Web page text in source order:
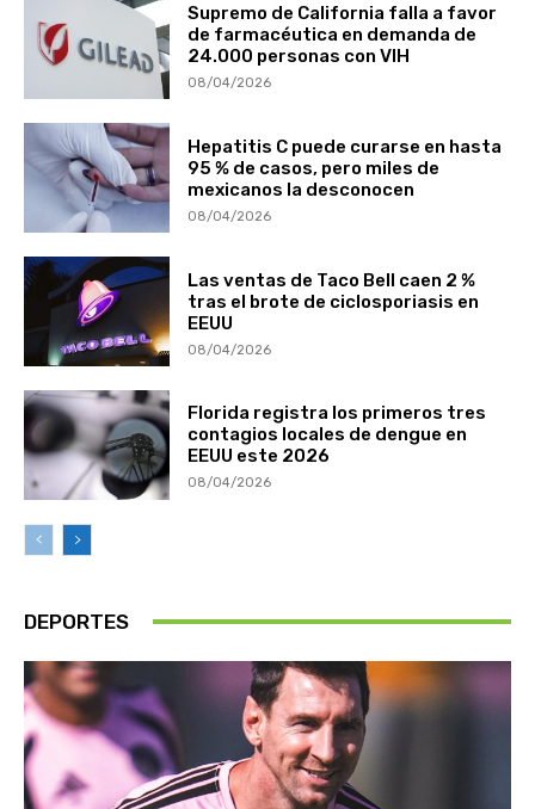
Supremo de California falla a favor
de farmacéutica en demanda de
24.000 personas con VIH
08/04/2026
Hepatitis C puede curarse en hasta
95 % de casos, pero miles de
mexicanos la desconocen
08/04/2026
Las ventas de Taco Bell caen 2 %
tras el brote de ciclosporiasis en
EEUU
08/04/2026
Florida registra los primeros tres
contagios locales de dengue en
EEUU este 2026
08/04/2026
DEPORTES